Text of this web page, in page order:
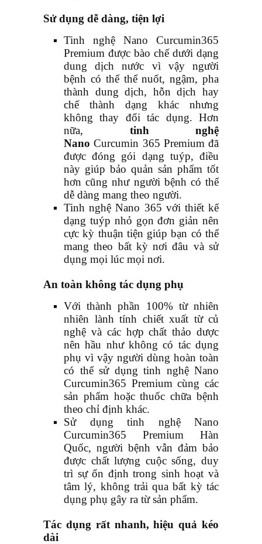
Sử dụng dễ dàng, tiện lợi
Tinh nghệ Nano Curcumin365
Premium được bào chế dưới dạng
dung dịch nước vì vậy người
bệnh có thể thể nuốt, ngậm, pha
thành dung dịch, hỗn dịch hay
chế thành dạng khác nhưng
không thay đổi tác dụng. Hơn
nữa, tinh nghệ
Nano Curcumin 365 Premium đã
được đóng gói dạng tuýp, điều
này giúp bảo quản sản phẩm tốt
hơn cũng như người bệnh có thể
dễ dàng mang theo người.
Tinh nghệ Nano 365 với thiết kế
dạng tuýp nhỏ gọn đơn giản nên
cực kỳ thuận tiện giúp bạn có thể
mang theo bất kỳ nơi đâu và sử
dụng mọi lúc mọi nơi.
An toàn không tác dụng phụ
Với thành phần 100% từ nhiên
nhiên lành tính chiết xuất từ củ
nghệ và các hợp chất thảo dược
nên hầu như không có tác dụng
phụ vì vậy người dùng hoàn toàn
có thể sử dụng tinh nghệ Nano
Curcumin365 Premium cùng các
sản phẩm hoặc thuốc chữa bệnh
theo chỉ định khác.
Sử dụng tinh nghệ Nano
Curcumin365 Premium Hàn
Quốc, người bệnh vẫn đảm bảo
được chất lượng cuộc sống, duy
trì sự ổn định trong sinh hoạt và
tâm lý, không trải qua bất kỳ tác
dụng phụ gây ra từ sản phẩm.
Tác dụng rất nhanh, hiệu quả kéo
dài